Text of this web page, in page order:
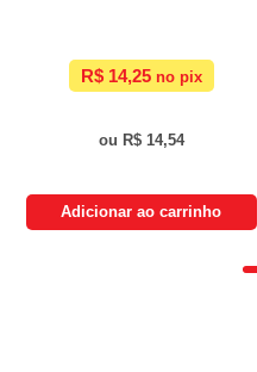
R$ 14,25
R$ 14,54
Adicionar ao carrinho